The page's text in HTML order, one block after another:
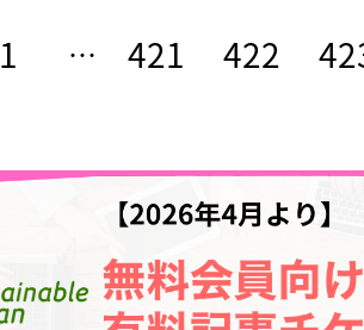
1 … 421 422